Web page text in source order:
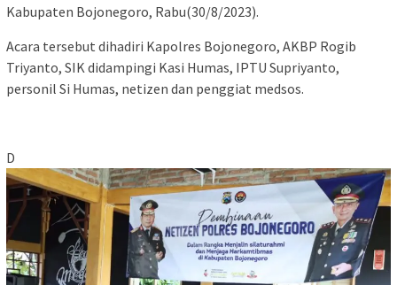
Kabupaten Bojonegoro, Rabu(30/8/2023).
Acara tersebut dihadiri Kapolres Bojonegoro, AKBP Rogib
Triyanto, SIK didampingi Kasi Humas, IPTU Supriyanto,
personil Si Humas, netizen dan penggiat medsos.
D